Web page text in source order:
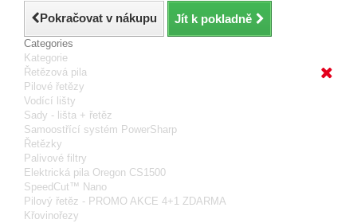
Pokračovat v nákupu Jít k pokladně
Categories
Kategorie
Řetězová pila
Pilové řetězy
Vodící lišty
Sady - lišta + řetěz
Samoostřící systém PowerSharp
Řetězky
Palivové filtry
Elektrická pila Oregon CS1500
SpeedCut™ Nano
Pilový řetěz - PROMO AKCE 4+1 ZDARMA
Křovinořezy